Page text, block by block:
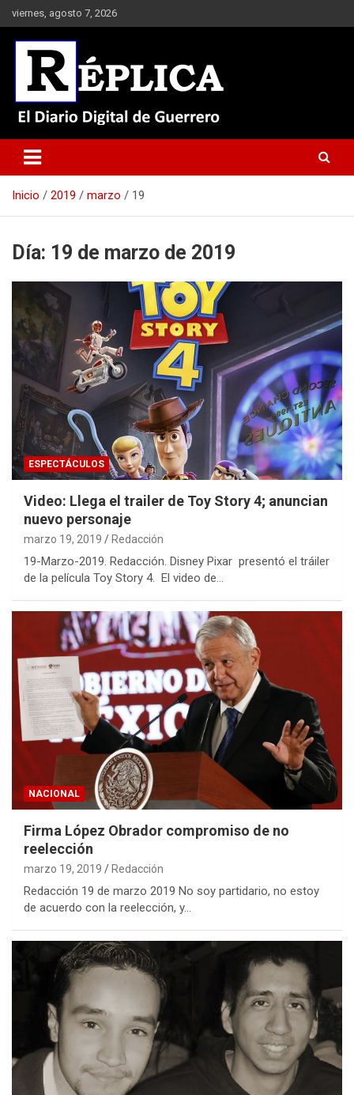
Saltar
al
contenido
viernes, agosto 7, 2026
Réplica
Inicio 2019 marzo 19
Día: 19 de marzo de 2019
ESPECTÁCULOS
Video: Llega el trailer de Toy Story 4; anuncian
nuevo personaje
marzo 19, 2019 Redacción
19-Marzo-2019. Redacción. Disney Pixar presentó el tráiler
de la película Toy Story 4. El video de…
NACIONAL
Firma López Obrador compromiso de no
reelección
marzo 19, 2019 Redacción
Redacción 19 de marzo 2019 No soy partidario, no estoy
de acuerdo con la reelección, y…